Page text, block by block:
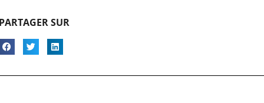
PARTAGER SUR